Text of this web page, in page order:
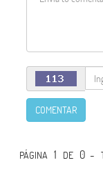
COMENTAR
PÁGINA 1 DE 0 -